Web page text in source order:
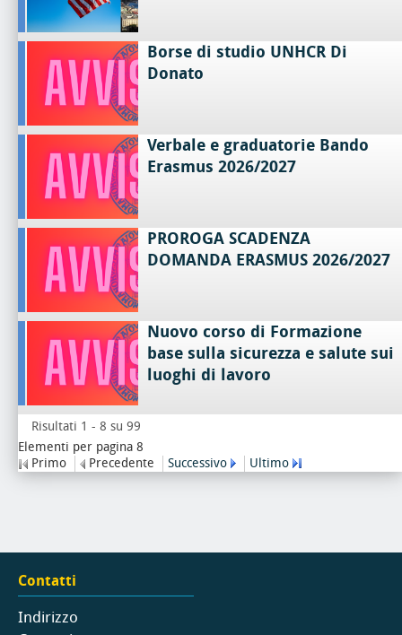
Borse di studio UNHCR Di
Donato
Verbale e graduatorie Bando
Erasmus 2026/2027
PROROGA SCADENZA
DOMANDA ERASMUS 2026/2027
Nuovo corso di Formazione
base sulla sicurezza e salute sui
luoghi di lavoro
Risultati 1 - 8 su 99
Elementi per pagina 8
Primo
Precedente Successivo Ultimo
Contatti
Indirizzo